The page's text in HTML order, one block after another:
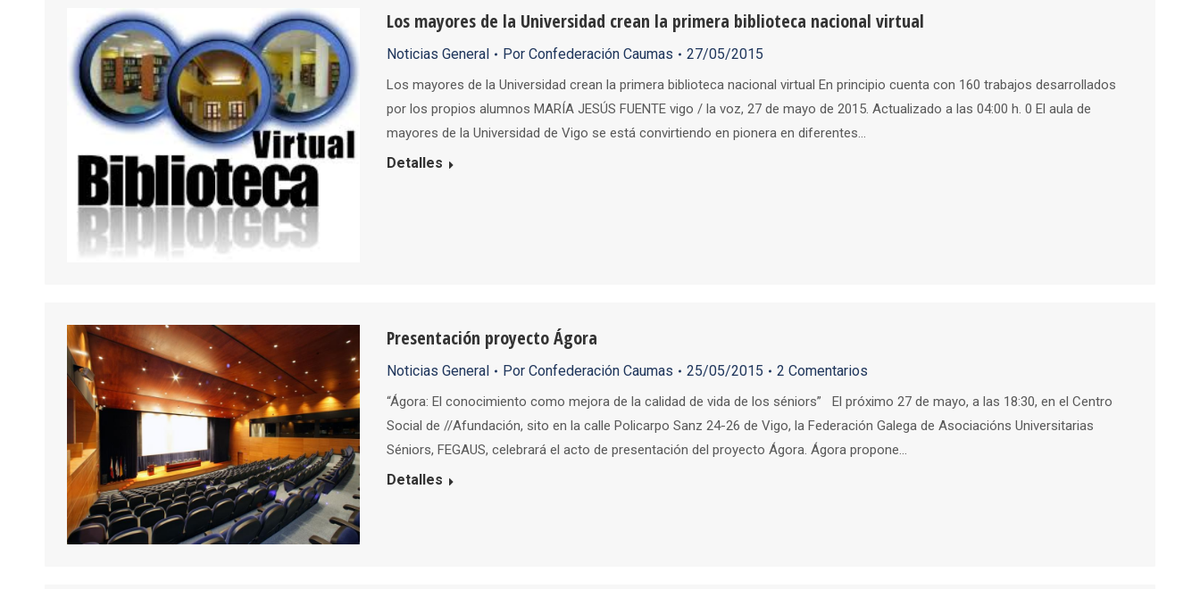
Los mayores de la Universidad crean la primera biblioteca nacional virtual
Noticias General PorConfederación Caumas 27/05/2015
Los mayores de la Universidad crean la primera biblioteca nacional virtual En principio cuenta con 160 trabajos desarrollados
por los propios alumnos MARÍA JESÚS FUENTE vigo / la voz, 27 de mayo de 2015. Actualizado a las 04:00 h. 0 El aula de
mayores de la Universidad de Vigo se está convirtiendo en pionera en diferentes…
Detalles
Presentación proyecto Ágora
Noticias General PorConfederación Caumas 25/05/2015 2 Comentarios
“Ágora: El conocimiento como mejora de la calidad de vida de los séniors” El próximo 27 de mayo, a las 18:30, en el Centro
Social de //Afundación, sito en la calle Policarpo Sanz 24-26 de Vigo, la Federación Galega de Asociacións Universitarias
Séniors, FEGAUS, celebrará el acto de presentación del proyecto Ágora. Ágora propone…
Detalles